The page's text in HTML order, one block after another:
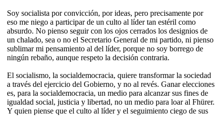
Soy socialista por convicción, por ideas, pero precisamente por
eso me niego a participar de un culto al líder tan estéril como
absurdo. No pienso seguir con los ojos cerrados los designios de
un chalado, sea o no el Secretario General de mi partido, ni pienso
sublimar mi pensamiento al del líder, porque no soy borrego de
ningún rebaño, aunque respeto la decisión contraria.
El socialismo, la socialdemocracia, quiere transformar la sociedad
a través del ejercicio del Gobierno, y no al revés. Ganar elecciones
es, para la socialdemocracia, un medio para alcanzar sus fines de
igualdad social, justicia y libertad, no un medio para loar al Fhürer.
Y quien piense que el culto al líder y el seguimiento ciego de sus